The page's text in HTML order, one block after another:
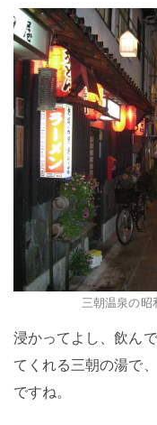
三朝温泉の昭
浸かってよし、飲ん
てくれる三朝の湯で
ですね。